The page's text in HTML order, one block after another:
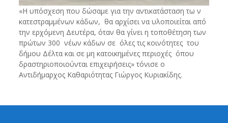
«Η υπόσχεση που δώσαμε για την αντικατάσταση τω ν
κατεστραμμένων κάδων, θα αρχίσει να υλοποιείται από
την ερχόμενη Δευτέρα, όταν θα γίνει η τοποθέτηση των
πρώτων 300 νέων κάδων σε όλες τις κοινότητες του
δήμου Δέλτα και σε μη κατοικημένες περιοχές όπου
δραστηριοποιούνται επιχειρήσεις» τόνισε ο
Αντιδήμαρχος Καθαριότητας Γιώργος Κυριακίδης.